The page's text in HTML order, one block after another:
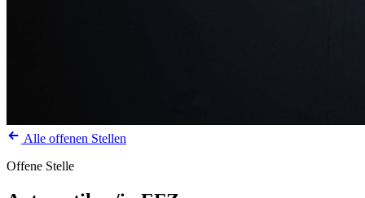
Alle offenen Stellen
Offene Stelle